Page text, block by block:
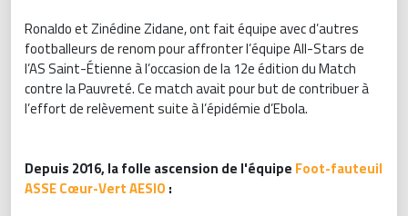
Ronaldo et Zinédine Zidane, ont fait équipe avec d’autres
footballeurs de renom pour affronter l’équipe All-Stars de
l’AS Saint-Étienne à l’occasion de la 12e édition du Match
contre la Pauvreté. Ce match avait pour but de contribuer à
l’effort de relèvement suite à l’épidémie d’Ebola.
Depuis 2016, la folle ascension de l'équipe Foot-fauteuil
ASSE Cœur-Vert AESIO :